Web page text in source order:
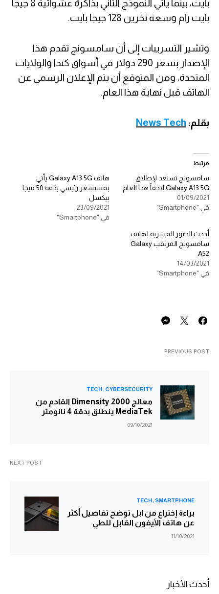
بايت، بينما يأتي النموذج الثاني بذاكرة عشوائية 8 جيجا
بايت رام وسعة تخزين 128 جيجا بايت.
وتشير التسريبات إلى أن سامسونج تقدم هذا
الإصدار بسعر 290 دولار في أسواق كندا والولايات
المتحدة، ومن المتوقع أن يتم الإعلان الرسمي عن
الهاتف قبل نهاية هذا العام.
بقلم: News Tech
مرتبط
سامسونج تستعد لإطلاق
Galaxy A13 5G لاحقاً هذا العام
01/09/2021
في "Smartphone"
هاتف Galaxy A13 5G يأتي
بمستشعر رئيسي بدقة 50 ميجا
بيكسل
23/09/2021
في "Smartphone"
أحدث الصور المسربة لهاتف
سامسونج المرتقب Galaxy
A52
14/03/2021
في "Smartphone"
PREVIOUS POST
CYBERSECURITY
TECH
معالج Dimensity 2000 القادم من
MediaTek ينطلق بدقة 4 نانومتر
09/10/2021
NEXT POST
SMARTPHONE
TECH
براءة إختراع من ابل توضح تفاصيل أكثر
عن هاتف الأيفون القابل للطي
11/10/2021
أحدث الأخبار